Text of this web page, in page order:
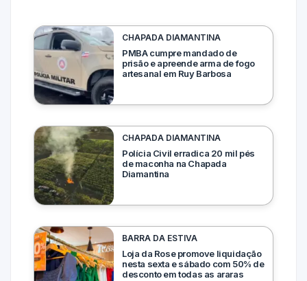
CHAPADA DIAMANTINA
PMBA cumpre mandado de
prisão e apreende arma de fogo
artesanal em Ruy Barbosa
CHAPADA DIAMANTINA
Polícia Civil erradica 20 mil pés
de maconha na Chapada
Diamantina
BARRA DA ESTIVA
Loja da Rose promove liquidação
nesta sexta e sábado com 50% de
desconto em todas as araras